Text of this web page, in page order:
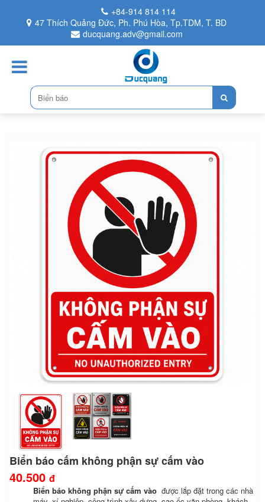
+84-914 814 114
47 Thích Quảng Đức, Ph. Phú Hòa, Tp.TDM, T. BD
ducquang.adv@gmail.com
Biển báo cấm không phận sự cấm vào
40.500 đ
Biển báo không phận sự cấm vào được lắp đặt trong các nhà